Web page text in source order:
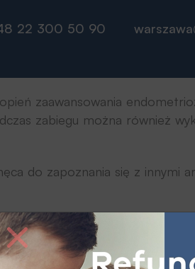
22 300 50 90
zaawansowania
zabiegu można również
do zapoznania się z innymi